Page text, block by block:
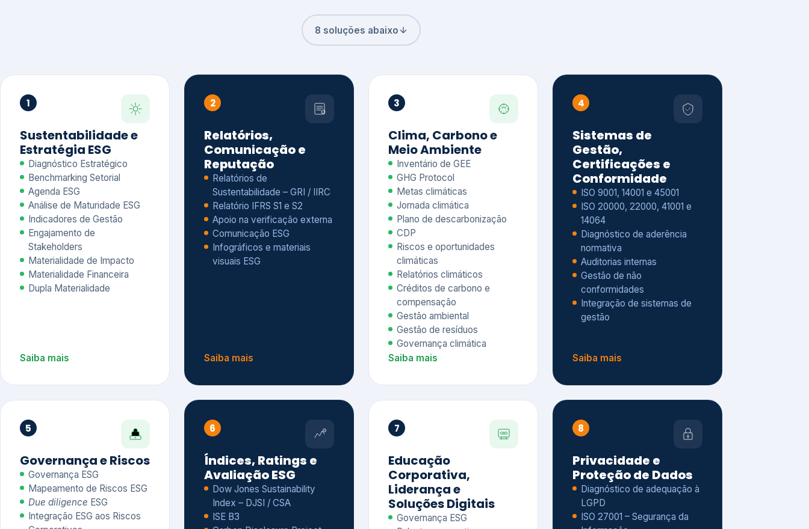
Estratégia ESG
Benchmarking Setorial
Agenda ESG
Análise de Maturidade ESG
Indicadores de Gestão
Engajamento de
Stakeholders
Materialidade de Impacto
Materialidade Financeira
Dupla Materialidade
Saiba mais
Comunicação e
Relatórios de
Sustentabilidade – GRI / IIRC
Relatório IFRS S1 e S2
Apoio na verificação externa
Comunicação ESG
Infográficos e materiais
visuais ESG
Meio Ambiente
GHG Protocol
Metas climáticas
Jornada climática
Plano de descarbonização
CDP
Riscos e oportunidades
climáticas
Relatórios climáticos
Créditos de carbono e
compensação
Gestão ambiental
Gestão de resíduos
Governança climática
Saiba mais
Gestão,
Conformidade
ISO 9001, 14001 e 45001
ISO 20000, 22000, 41001 e
14064
Diagnóstico de aderência
normativa
Auditorias internas
Gestão de não
conformidades
Integração de sistemas de
gestão
Saiba mais
Governança e Riscos
Due diligence
Integração ESG aos Riscos
Índices, Ratings e
Avaliação ESG
Index – DJSI / CSA
ISE B3
Carbon Disclosure Project –
CDP
MSCI, Sustainalytics,
EcoVadis e Sistema B
Diagnóstico de aderência e
Plano de Ação
7
Educação
Corporativa,
Soluções Digitais
Governança ESG
Palestras executivas
Treinamentos ESG
company
Workshopsde
sustentabilidade
Capacitação em mudanças
Privacidade e
Proteção de Dados
LGPD
ISO 27001 – Segurança da
Informação
Políticas, controles e riscos
cibernéticos
Treinamentos em Segurança
da Informação